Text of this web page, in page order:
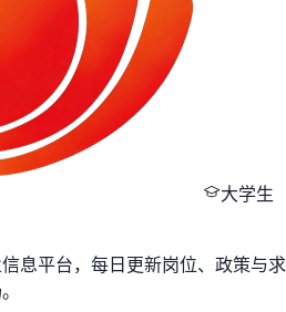
大学生
息平台，每日更新岗位、政策与求